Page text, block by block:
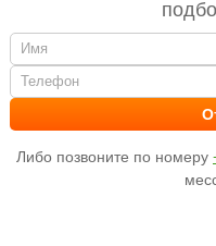
Либо позвоните по номеру